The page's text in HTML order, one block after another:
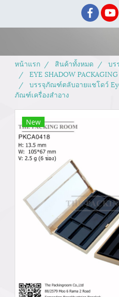
หน้าแรก สินค้าทั้งหมด
บร
EYE SHADOW
บรรจุภัณฑ์ตลับอายแชโดว์
ภัณฑ์เครื่องสำอาง
New